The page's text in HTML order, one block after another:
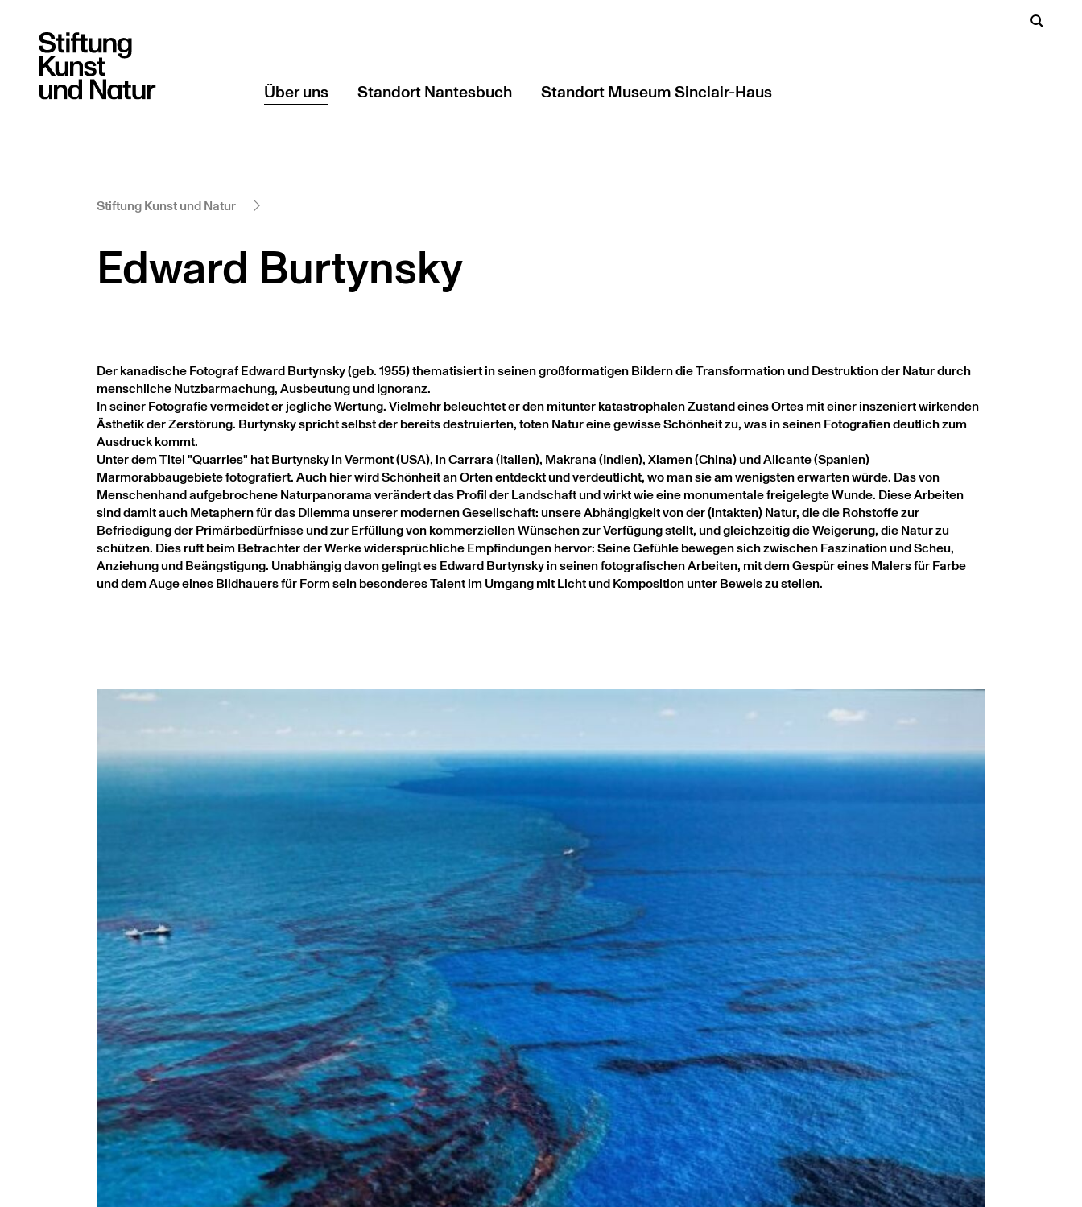
Über uns Standort Nantesbuch Standort Museum Sinclair-Haus
Stiftung Kunst und Natur
Edward Burtynsky
Der kanadische Fotograf Edward Burtynsky (geb. 1955) thematisiert in seinen großformatigen Bildern die Transformation und Destruktion der Natur durch
menschliche Nutzbarmachung, Ausbeutung und Ignoranz.
In seiner Fotografie vermeidet er jegliche Wertung. Vielmehr beleuchtet er den mitunter katastrophalen Zustand eines Ortes mit einer inszeniert wirkenden
Ästhetik der Zerstörung. Burtynsky spricht selbst der bereits destruierten, toten Natur eine gewisse Schönheit zu, was in seinen Fotografien deutlich zum
Ausdruck kommt.
Unter dem Titel "Quarries" hat Burtynsky in Vermont (USA), in Carrara (Italien), Makrana (Indien), Xiamen (China) und Alicante (Spanien)
Marmorabbaugebiete fotografiert. Auch hier wird Schönheit an Orten entdeckt und verdeutlicht, wo man sie am wenigsten erwarten würde. Das von
Menschenhand aufgebrochene Naturpanorama verändert das Profil der Landschaft und wirkt wie eine monumentale freigelegte Wunde. Diese Arbeiten
sind damit auch Metaphern für das Dilemma unserer modernen Gesellschaft: unsere Abhängigkeit von der (intakten) Natur, die die Rohstoffe zur
Befriedigung der Primärbedürfnisse und zur Erfüllung von kommerziellen Wünschen zur Verfügung stellt, und gleichzeitig die Weigerung, die Natur zu
schützen. Dies ruft beim Betrachter der Werke widersprüchliche Empfindungen hervor: Seine Gefühle bewegen sich zwischen Faszination und Scheu,
Anziehung und Beängstigung. Unabhängig davon gelingt es Edward Burtynsky in seinen fotografischen Arbeiten, mit dem Gespür eines Malers für Farbe
und dem Auge eines Bildhauers für Form sein besonderes Talent im Umgang mit Licht und Komposition unter Beweis zu stellen.